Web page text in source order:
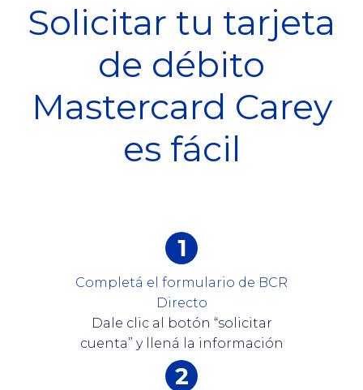
Solicitar tu tarjeta
de débito
Mastercard Carey
es fácil
Completá el formulario de BCR
Directo
Dale clic al botón “solicitar
cuenta” y llená la información